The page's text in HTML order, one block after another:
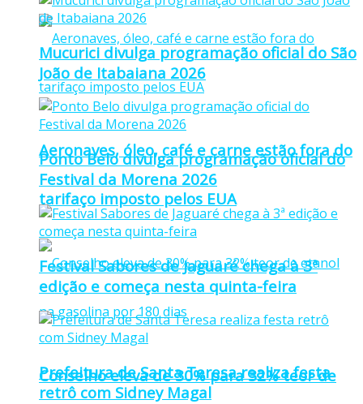
Aeronaves, óleo, café e carne estão fora do
tarifaço imposto pelos EUA
Conselho eleva de 30% para 32% teor de
Mucurici divulga programação oficial do São
João de Itabaiana 2026
Ponto Belo divulga programação oficial do
Festival da Morena 2026
Festival Sabores de Jaguaré chega à 3ª
edição e começa nesta quinta-feira
Prefeitura de Santa Teresa realiza festa
retrô com Sidney Magal